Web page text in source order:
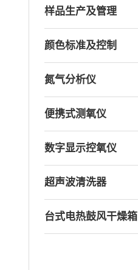
样品生产及管理
颜色标准及控制
氮气分析仪
便携式测氧仪
数字显示控氧仪
超声波清洗器
台式电热鼓风干燥箱